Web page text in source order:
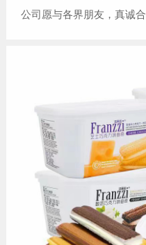
公司愿与各界朋友，真诚